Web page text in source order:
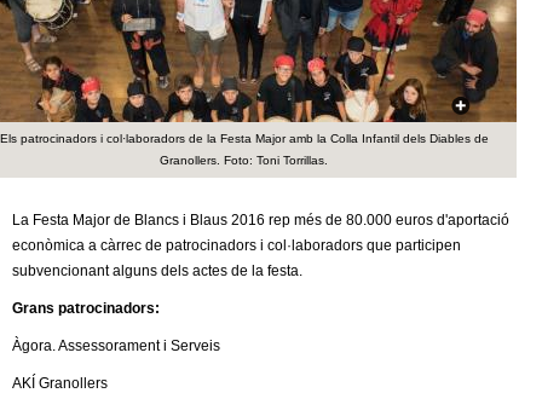
n
d
G
a
c
e
r
c
Els patrocinadors i col·laboradors de la Festa Major amb la Colla Infantil dels Diables de
Granollers. Foto: Toni Torrillas.
La Festa Major de Blancs i Blaus 2016 rep més de 80.000 euros d'aportació
econòmica a càrrec de patrocinadors i col·laboradors que participen
subvencionant alguns dels actes de la festa.
Grans patrocinadors:
Àgora. Assessorament i Serveis
AKÍ Granollers